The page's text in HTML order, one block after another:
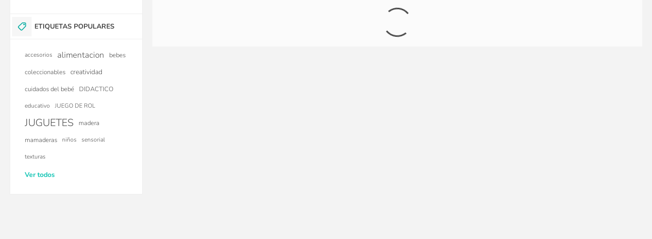
ETIQUETAS POPULARES
accesorios alimentacion bebes
coleccionables creatividad
cuidados del bebé DIDACTICO
educativo JUEGO DE ROL
JUGUETES madera
mamaderas niños sensorial
texturas
Ver todos